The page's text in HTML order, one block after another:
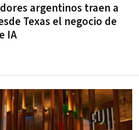
argentinos traen a
Texas el negocio de
IA